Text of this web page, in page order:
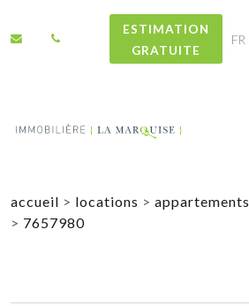
ESTIMATION
GRATUITE
accueil > locations > appartements
> 7657980